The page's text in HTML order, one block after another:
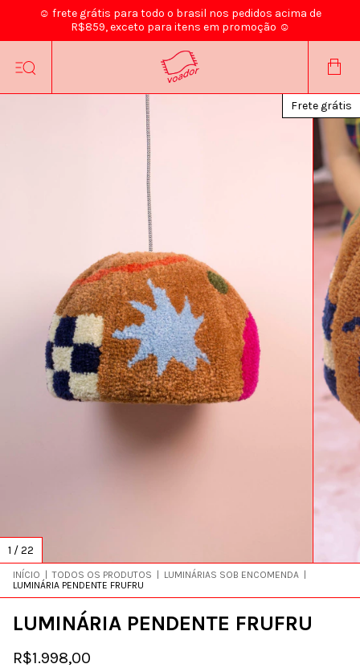
☺ frete grátis para todo o brasil nos pedidos acima de
R$859, exceto para itens em promoção ☺
Frete grátis
1 /22
INÍCIO | TODOS OS PRODUTOS | LUMINÁRIAS SOB ENCOMENDA |
LUMINÁRIA PENDENTE FRUFRU
LUMINÁRIA PENDENTE FRUFRU
R$1.998,00